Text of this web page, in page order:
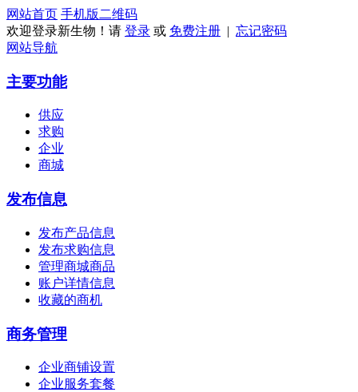
网站首页 手机版 二维码
欢迎登录新生物！请 登录 或 免费注册 | 忘记密码
网站导航
主要功能
供应
求购
企业
商城
发布信息
发布产品信息
发布求购信息
管理商城商品
账户详情信息
收藏的商机
商务管理
企业商铺设置
企业服务套餐